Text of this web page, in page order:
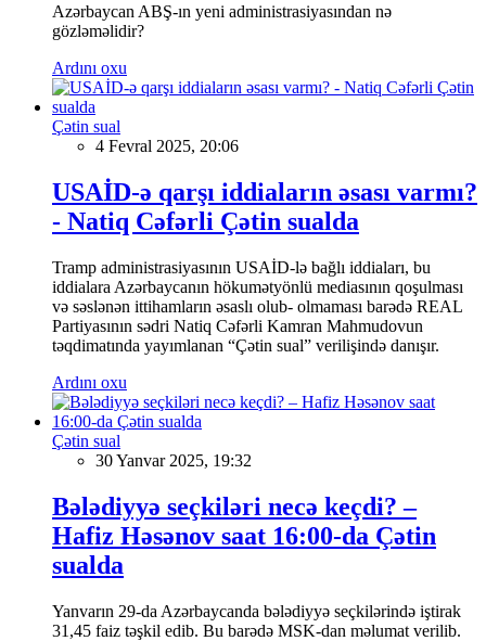
Azərbaycan ABŞ-ın yeni administrasiyasından nə
gözləməlidir?
Ardını oxu
Çətin sual
4 Fevral 2025, 20:06
USAİD-ə qarşı iddiaların əsası varmı?
- Natiq Cəfərli Çətin sualda
Tramp administrasiyasının USAİD-lə bağlı iddiaları, bu
iddialara Azərbaycanın hökumətyönlü mediasının qoşulması
və səslənən ittihamların əsaslı olub- olmaması barədə REAL
Partiyasının sədri Natiq Cəfərli Kamran Mahmudovun
təqdimatında yayımlanan “Çətin sual” verilişində danışır.
Ardını oxu
Çətin sual
30 Yanvar 2025, 19:32
Bələdiyyə seçkiləri necə keçdi? –
Hafiz Həsənov saat 16:00-da Çətin
sualda
Yanvarın 29-da Azərbaycanda bələdiyyə seçkilərində iştirak
31,45 faiz təşkil edib. Bu barədə MSK-dan məlumat verilib.